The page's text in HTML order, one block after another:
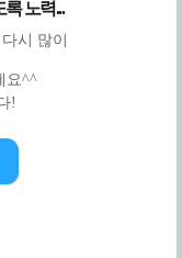
노력...
시 많이
요^^
!